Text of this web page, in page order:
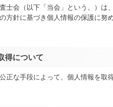
士会（以下「当会」という。）は
方針に基づき個人情報の保護に努め
得について
正な手段によって、個人情報を取得